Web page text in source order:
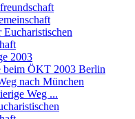
Eucharistischen
2003
beim ÖKT 2003 Berlin
nach München
Weg ...